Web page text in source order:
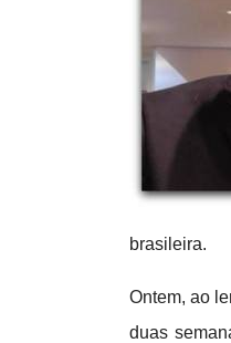
brasileira.
Ontem, ao
duas